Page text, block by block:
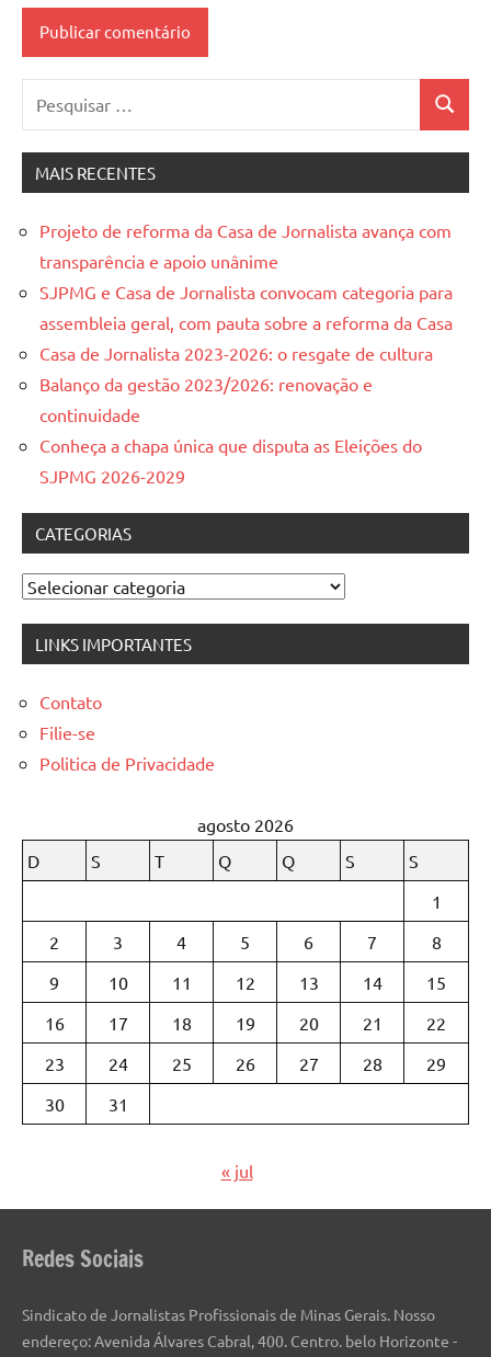
MAIS RECENTES
Projeto de reforma da Casa de Jornalista avança com
transparência e apoio unânime
SJPMG e Casa de Jornalista convocam categoria para
assembleia geral, com pauta sobre a reforma da Casa
Casa de Jornalista 2023-2026: o resgate de cultura
Balanço da gestão 2023/2026: renovação e
continuidade
Conheça a chapa única que disputa as Eleições do
SJPMG 2026-2029
CATEGORIAS
Categorias
LINKS IMPORTANTES
Contato
Filie-se
Politica de Privacidade
agosto 2026
D
S T Q Q S
S
1
2
3 4 5 6 7
8
9
10 11 12 13 14
15
16
17 18 19 20 21
22
23
24 25 26 27 28
29
30
31
« jul
Redes Sociais
Sindicato de Jornalistas Profissionais de Minas Gerais. Nosso
endereço: Avenida Álvares Cabral, 400. Centro. belo Horizonte -